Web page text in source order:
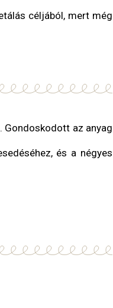
céljából, mert még
az anyag
és a négyes